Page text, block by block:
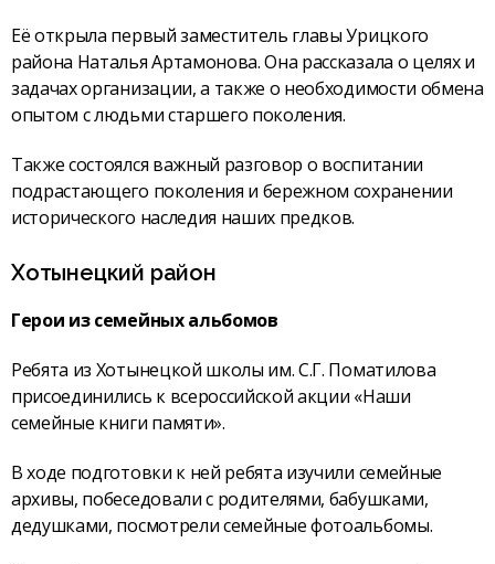
Её открыла первый заместитель главы Урицкого
района Наталья Артамонова. Она рассказала о целях и
задачах организации, а также о необходимости обмена
опытом с людьми старшего поколения.
Также состоялся важный разговор о воспитании
подрастающего поколения и бережном сохранении
исторического наследия наших предков.
Хотынецкий район
Герои из семейных альбомов
Ребята из Хотынецкой школы им. С.Г. Поматилова
присоединились к всероссийской акции «Наши
семейные книги памяти».
В ходе подготовки к ней ребята изучили семейные
архивы, побеседовали с родителями, бабушками,
дедушками, посмотрели семейные фотоальбомы.